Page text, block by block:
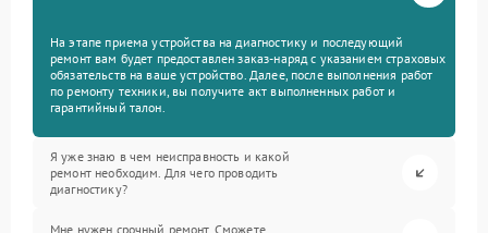
На этапе приема устройства на диагностику и последующий
ремонт вам будет предоставлен заказ-наряд с указанием страховых
обязательств на ваше устройство. Далее, после выполнения работ
по ремонту техники, вы получите акт выполненных работ и
гарантийный талон.
Я уже знаю в чем неисправность и какой
ремонт необходим. Для чего проводить
диагностику?
Мне нужен срочный ремонт. Сможете